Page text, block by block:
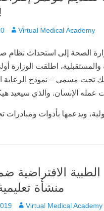
طب الأسرة!
Author
Virtual Medical Academy
الصحة إلى استحداث
والمستقبلية، اطلقت الوزارة
الوطني 2020، وذلك تحت مسمى – نموذج
عمله الإنسان. والذي سيعيد
منشأة
Author
Virtual Medical Academy